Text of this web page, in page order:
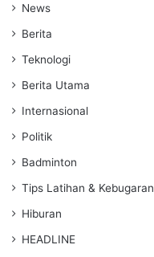
News
Berita
Teknologi
Berita Utama
Internasional
Politik
Badminton
Tips Latihan & Kebugaran
Hiburan
HEADLINE